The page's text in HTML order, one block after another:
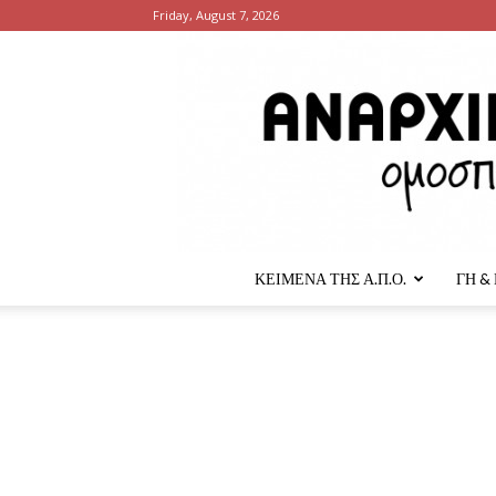
Friday, August 7, 2026
ΚΕΙΜΕΝΑ ΤΗΣ Α.Π.Ο. ΓΗ &